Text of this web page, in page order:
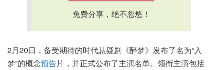
免费分享，绝不忽悠！
2月20日，备受期待的时代悬疑剧《醉梦》发布了名为“入
梦”的概念预告片，并正式公布了主演名单。领衔主演包括